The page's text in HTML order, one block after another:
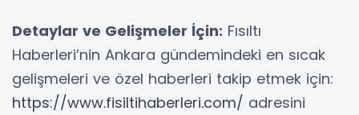
Detaylar ve Gelişmeler İçin: Fısıltı
Haberleri’nin Ankara gündemindeki en sıcak
gelişmeleri ve özel haberleri takip etmek için:
https://www.fisiltihaberleri.com/ adresini